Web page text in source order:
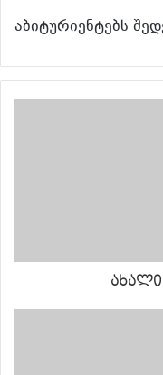
აბიტურიენტებს
ახალი